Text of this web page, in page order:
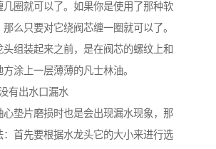
几圈就可以了。如果你是使用了那种软
么只要对它绕阀芯缠一圈就可以了。
组装起来之前，是在阀芯的螺纹上和
方涂上一层薄薄的凡士林油。
有出水口漏水
心垫片磨损时也是会出现漏水现象，那
：首先要根据水龙头它的大小来进行选